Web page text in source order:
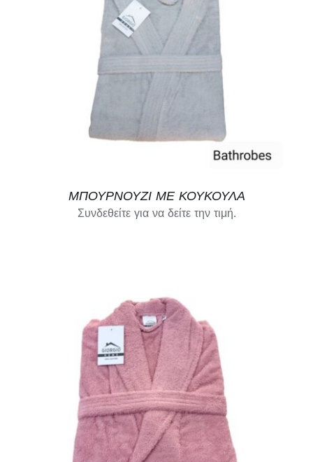
Hotels
Θάλασσα
ΛΙΑΝΙΚΉ
ΜΠΟΥΡΝΟΥΖΙ ΜΕ ΚΟΥΚΟΥΛΑ
Συνδεθείτε για να δείτε την τιμή.